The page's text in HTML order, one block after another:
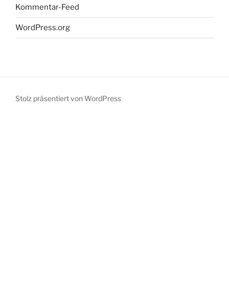
Kommentar-Feed
WordPress.org
Stolz präsentiert von WordPress